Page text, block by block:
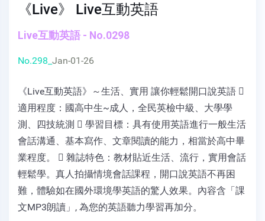
《Live》 Live互動英語
Live互動英語 - No.0298
No.298_ Jan-01-26
《Live互動英語》～生活、實用 讓你輕鬆開口說英語 
適用程度：國高中生~成人，全民英檢中級、大學學
測、四技統測  學習目標：具有使用英語進行一般生活
會話溝通、基本寫作、文章閱讀的能力，相當於高中畢
業程度。  雜誌特色：教材貼近生活、流行，實用會話
輕鬆學。真人拍攝情境會話課程，開口說英語不再困
難，體驗如在國外環境學英語的驚人效果。內容含「課
文MP3朗讀」, 為您的英語聽力學習再加分。